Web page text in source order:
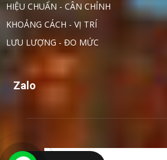
HIỆU CHUẨN - CÂN CHỈNH
KHOẢNG CÁCH - VỊ TRÍ
LƯU LƯỢNG - ĐO MỨC
Zalo